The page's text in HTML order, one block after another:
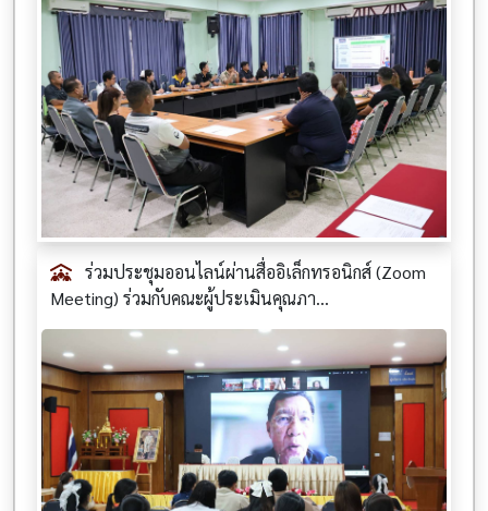
ร่วมประชุมออนไลน์ผ่านสื่ออิเล็กทรอนิกส์ (Zoom
Meeting) ร่วมกับคณะผู้ประเมินคุณภา...